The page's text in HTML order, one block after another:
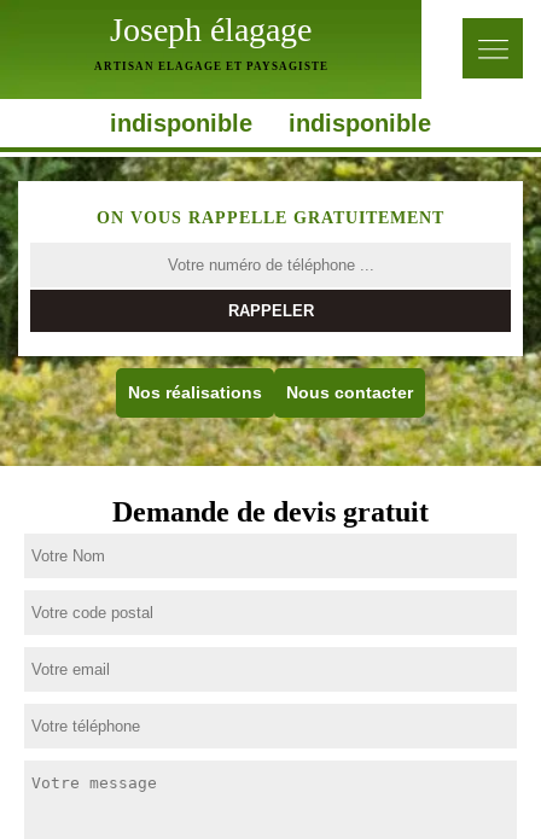
Joseph élagage
ARTISAN ELAGAGE ET PAYSAGISTE
indisponible indisponible
ON VOUS RAPPELLE GRATUITEMENT
Nos réalisations Nous contacter
Demande de devis gratuit